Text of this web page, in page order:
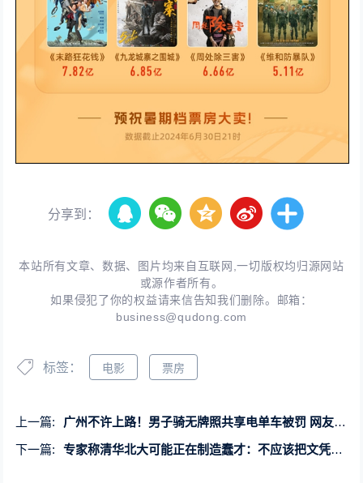
分享到：
本站所有文章、数据、图片均来自互联网,一切版权均归源网站
或源作者所有。
如果侵犯了你的权益请来信告知我们删除。邮箱：
business@qudong.com
标签： 电影 票房
上一篇:
广州不许上路！男子骑无牌照共享电单车被罚 网友吵翻到底谁的错：官方回应
下一篇:
专家称清华北大可能正在制造蠢才：不应该把文凭等同于人才